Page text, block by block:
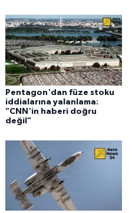
Pentagon'dan füze stoku
iddialarına yalanlama:
"CNN'in haberi doğru
değil"